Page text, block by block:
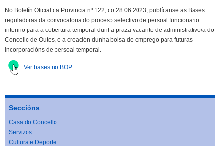
No Boletín Oficial da Provincia nº 122, do 28.06.2023, publícanse as Bases
reguladoras da convocatoria do proceso selectivo de persoal funcionario
interino para a cobertura temporal dunha praza vacante de administrativo/a do
Concello de Outes, e a creación dunha bolsa de emprego para futuras
incorporacións de persoal temporal.
Ver bases no BOP
Seccións
Casa do Concello
Servizos
Cultura e Deporte